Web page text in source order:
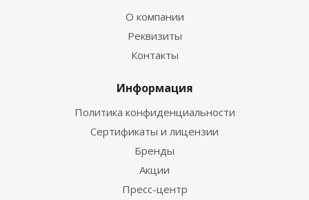
О компании
Реквизиты
Контакты
Информация
Политика конфиденциальности
Сертификаты и лицензии
Бренды
Акции
Пресс-центр